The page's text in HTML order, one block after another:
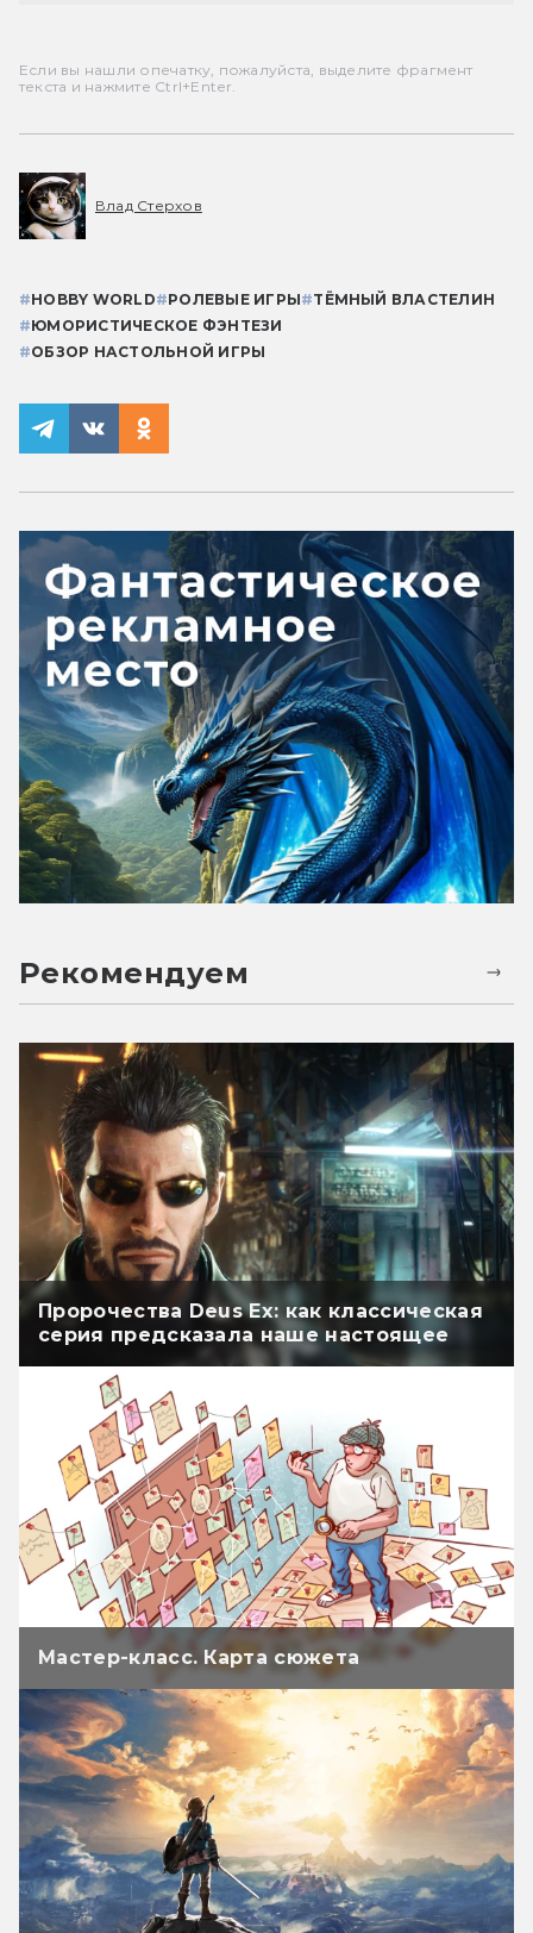
Если вы нашли опечатку, пожалуйста, выделите фрагмент
текста и нажмите Ctrl+Enter.
Влад Стерхов
#HOBBY WORLD#РОЛЕВЫЕ ИГРЫ#ТЁМНЫЙ ВЛАСТЕЛИН
#ЮМОРИСТИЧЕСКОЕ ФЭНТЕЗИ
#ОБЗОР НАСТОЛЬНОЙ ИГРЫ
Рекомендуем
Пророчества Deus Ex: как классическая
серия предсказала наше настоящее
Мастер-класс. Карта сюжета